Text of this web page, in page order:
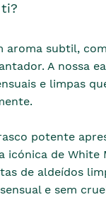
aroma subtil,
A nossa
e limpas
potente
icónica de
de aldeídos
e sem